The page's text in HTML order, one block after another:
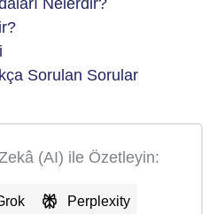
Nelerdir?
Sorulan Sorular
(AI) ile Özetleyin:
Perplexity